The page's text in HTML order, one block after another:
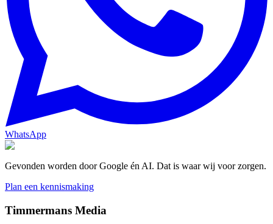
WhatsApp
Gevonden worden door Google én AI. Dat is waar wij voor zorgen.
Plan een kennismaking
Timmermans Media